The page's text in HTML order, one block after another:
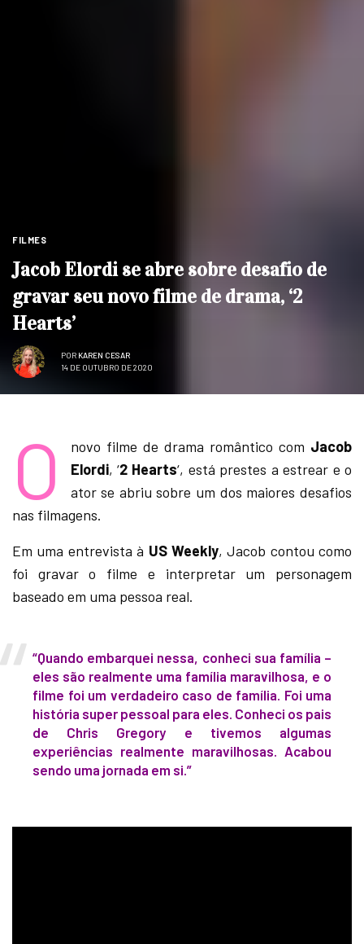
FILMES
Jacob Elordi se abre sobre desafio de
gravar seu novo filme de drama, ‘2
Hearts’
POR KAREN CESAR
14 DE OUTUBRO DE 2020
O novo filme de drama romântico com Jacob
Elordi, ‘2 Hearts‘, está prestes a estrear e o
ator se abriu sobre um dos maiores desafios
nas filmagens.
Em uma entrevista à US Weekly, Jacob contou como
foi gravar o filme e interpretar um personagem
baseado em uma pessoa real.
“Quando embarquei nessa, conheci sua família –
eles são realmente uma família maravilhosa, e o
filme foi um verdadeiro caso de família. Foi uma
história super pessoal para eles. Conheci os pais
de Chris Gregory e tivemos algumas
experiências realmente maravilhosas. Acabou
sendo uma jornada em si.”